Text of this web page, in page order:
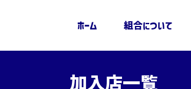
ホーム 組合について
加入店一覧